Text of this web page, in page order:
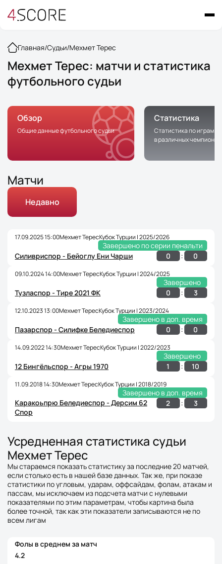
Главная/Судьи/Мехмет Терес
Мехмет Терес: матчи и статистика
футбольного судьи
Обзор
Общие данные футбольного судьи
Статистика
Статистика по играм с
в различных
Матчи
Недавно
17.09.2025 15:00Мехмет ТересКубок Турции | 2025/2026
Завершено по серии пенальти
Силивриспор - Бейоглу Ени Чарши
0 : 0
09.10.2024 14:00Мехмет ТересКубок Турции | 2024/2025
Завершено
Тузласпор - Тире 2021 ФК
0 : 3
12.10.2023 13:00Мехмет ТересКубок Турции | 2023/2024
Завершено в доп. время
Пазарспор - Силифке Беледиеспор
0 : 0
14.09.2022 14:30Мехмет ТересКубок Турции | 2022/2023
Завершено
12 Бингёльспор - Агры 1970
1 : 10
11.09.2018 14:30Мехмет ТересКубок Турции | 2018/2019
Завершено в доп. время
Каракоьпрю Беледиеспор - Дерсим 62
Спор
2 : 3
Усредненная статистика судьи
Мехмет Терес
Мы стараемся показать статистику за последние 20 матчей,
если столько есть в нашей базе данных. Так же, при показе
статистики по угловым, ударам, оффсайдам, фолам, атакам и
пассам, мы исключаем из подсчета матчи с нулевыми
показателями по этим параметрам, чтобы картина была
более точной, так как эти показатели записываются не по
всем лигам
Фолы в среднем за матч
4.2